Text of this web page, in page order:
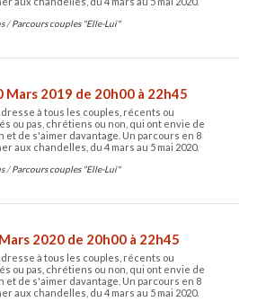
/Parcours couples "Elle-Lui"
Mars 2019 de 20h00 à 22h45
à tous les couples, récents ou
ou pas, chrétiens ou non, qui ont envie de
de s'aimer davantage. Un parcours en 8
aux chandelles, du 4 mars au 5 mai 2020.
/Parcours couples "Elle-Lui"
2020 de 20h00 à 22h45
à tous les couples, récents ou
ou pas, chrétiens ou non, qui ont envie de
de s'aimer davantage. Un parcours en 8
aux chandelles, du 4 mars au 5 mai 2020.